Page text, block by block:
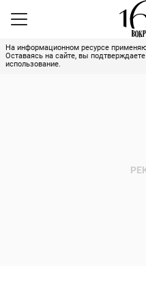
На информационном ресурсе
Оставаясь на сайте, вы
использование.